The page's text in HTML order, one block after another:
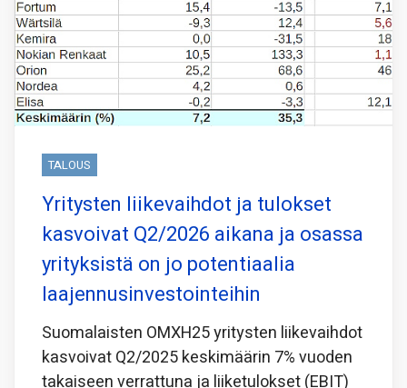
TALOUS
Yritysten liikevaihdot ja tulokset
kasvoivat Q2/2026 aikana ja osassa
yrityksistä on jo potentiaalia
laajennusinvestointeihin
Suomalaisten OMXH25 yritysten liikevaihdot
kasvoivat Q2/2025 keskimäärin 7% vuoden
takaiseen verrattuna ja liiketulokset (EBIT)